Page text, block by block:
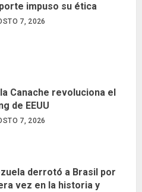
impuso su ética
7, 2026
Canache revoluciona el
de EEUU
7, 2026
derrotó a Brasil por
vez en la historia y